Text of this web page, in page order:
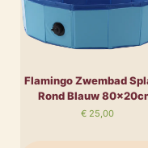
Flamingo Zwembad
Rond Blauw
€ 25,00